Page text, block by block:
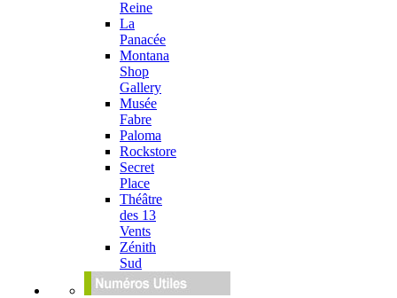
Reine
La
Panacée
Montana
Shop
Gallery
Musée
Fabre
Paloma
Rockstore
Secret
Place
Théâtre
des 13
Vents
Zénith
Sud